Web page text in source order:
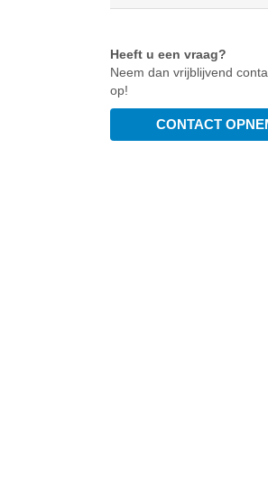
Heeft u een vraag?
Neem dan vrijblijvend
op!